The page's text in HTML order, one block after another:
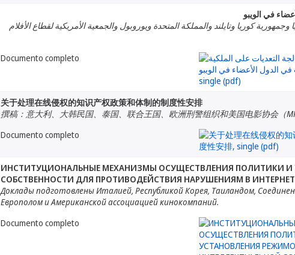
في الويبو
كوريا وتايلند والمملكة المتحدة ويوروبول والجمعية الأمريكية لقطاع الأفلام
Documento completo
关于处理在线侵权的知识产权政策和体制的制度性安排
撰稿：意大利、大韩民国、泰国、联合王国、欧洲刑警组织和美国电影协会（
Documento completo
ИНСТИТУЦИОНАЛЬНЫЕ МЕХАНИЗМЫ ОСУЩЕСТВЛЕНИЯ ПОЛИТИКИ
СОБСТВЕННОСТИ ДЛЯ ПРОТИВОДЕЙСТВИЯ НАРУШЕНИЯМ В
Доклады подготовлены Италией, Республикой Корея, Таиландом,
Европолом и Американской ассоциацией кинокомпаний.
Documento completo